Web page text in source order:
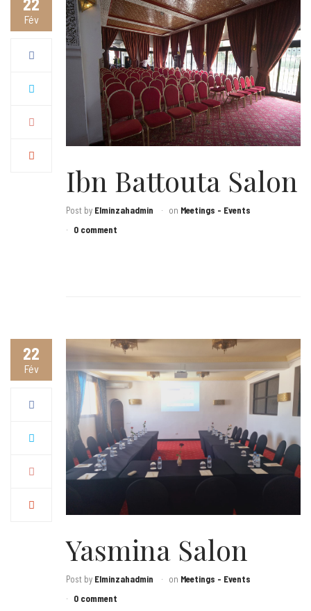
Fév
Ibn Battouta Salon
Post by Elminzahadmin on Meetings - Events
0 comment
22
Fév
Yasmina Salon
Post by Elminzahadmin on Meetings - Events
0 comment